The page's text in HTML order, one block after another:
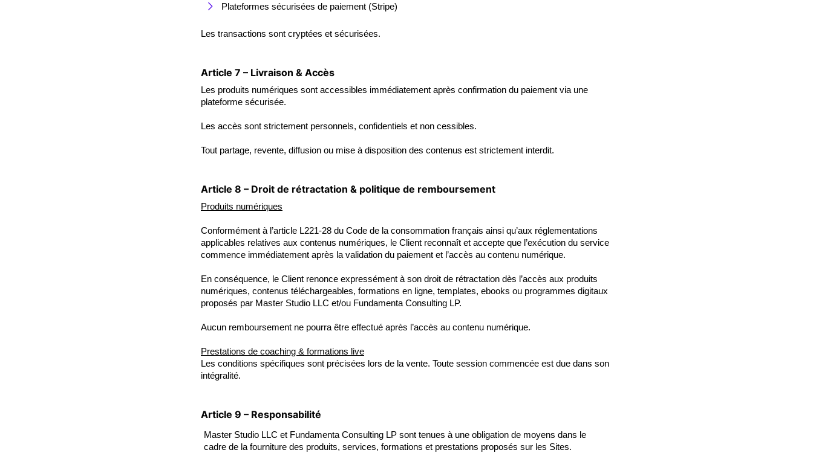
Plateformes sécurisées de paiement (Stripe)
Les transactions sont cryptées et sécurisées.
Article 7 – Livraison & Accès
Les produits numériques sont accessibles immédiatement après confirmation du paiement via une
plateforme sécurisée.
Les accès sont strictement personnels, confidentiels et non cessibles.
Tout partage, revente, diffusion ou mise à disposition des contenus est strictement interdit.
Article 8 – Droit de rétractation & politique de remboursement
Produits numériques
Conformément à l’article L221-28 du Code de la consommation français ainsi qu’aux réglementations
applicables relatives aux contenus numériques, le Client reconnaît et accepte que l’exécution du service
commence immédiatement après la validation du paiement et l’accès au contenu numérique.
En conséquence, le Client renonce expressément à son droit de rétractation dès l’accès aux produits
numériques, contenus téléchargeables, formations en ligne, templates, ebooks ou programmes digitaux
proposés par Master Studio LLC et/ou Fundamenta Consulting LP.
Aucun remboursement ne pourra être effectué après l’accès au contenu numérique.
Prestations de coaching & formations live
Les conditions spécifiques sont précisées lors de la vente. Toute session commencée est due dans son
intégralité.
Article 9 – Responsabilité
Master Studio LLC et Fundamenta Consulting LP sont tenues à une obligation de moyens dans le
cadre de la fourniture des produits, services, formations et prestations proposés sur les Sites.